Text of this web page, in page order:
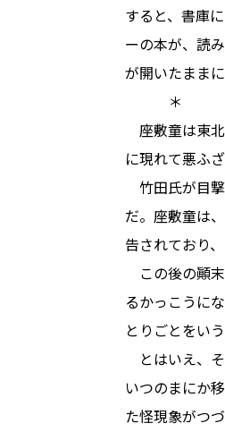
すると、書庫
ーの本が、読
が開いたまま
＊
座敷童は東
に現れて悪ふ
竹田氏が目
だ。座敷童は
告されており
この後の顚
るかっこうに
とりごとをい
とはいえ、
いつのまにか
た怪現象がつ